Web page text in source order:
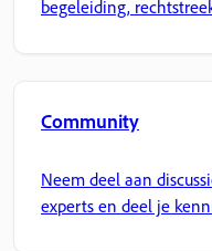
begeleiding,
Community
Neem deel aan
experts en deel je